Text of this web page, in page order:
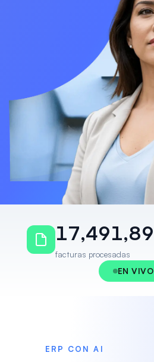
17,491,89
facturas procesadas
EN VIVO
ERP CON AI